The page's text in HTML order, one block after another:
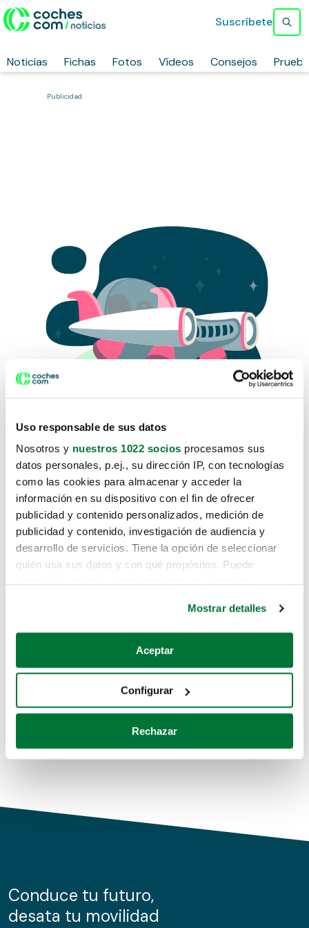
Uso responsable de sus datos
Nosotros y nuestros 1022 socios procesamos sus
datos personales, p.ej., su dirección IP, con tecnologías
como las cookies para almacenar y acceder la
información en su dispositivo con el fin de ofrecer
publicidad y contenido personalizados, medición de
publicidad y contenido, investigación de audiencia y
desarrollo de servicios. Tiene la opción de seleccionar
quién usa sus datos y con qué propósitos. Puede
Si lo permite, también quisiéramos:
Recopilar información sobre su ubicación geográfica
Identificar su dispositivo analizándolo activamente
para buscar características específicas (huellas
Obtenga más información sobre cómo se procesan sus
de cookies.
información sobre el uso que haga del sitio web con
nuestros partners de redes sociales, publicidad y análisis
Mostrar detalles
Aceptar
Configurar
Rechazar
Noticias Fichas Fotos Vídeos Consejos
Suscríbete
Publicidad
Lo sentimos, no sabemos como
te hemos traido hasta aquí.
Pero puedes encontrar el coche que estás
buscando en alguno de estos enlaces:
Coches de segunda mano
Coches de km0
Conduce tu futuro,
desata tu movilidad